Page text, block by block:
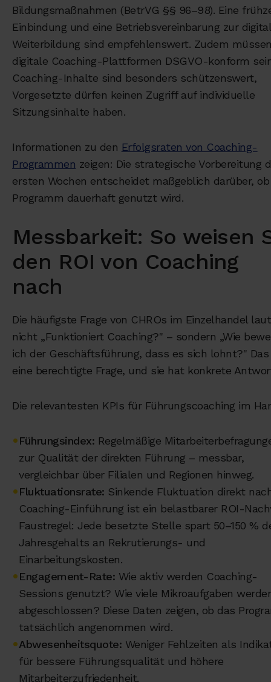
Bildungsmaßnahmen (BetrVG §§ 96–98). Eine
Einbindung und eine Betriebsvereinbarung zur
Weiterbildung sind empfehlenswert. Zudem
digitale Coaching-Plattformen DSGVO-konform
Coaching-Inhalte sind besonders schützenswert,
Vorgesetzte dürfen keinen Zugriff auf individuelle
Sitzungsinhalte haben.
Informationen zu den Erfolgsraten von Coaching-
Programmen zeigen: Die strategische Vorbereitung
ersten Wochen entscheidet maßgeblich darüber,
Programm dauerhaft genutzt wird.
Messbarkeit: So weisen
den ROI von Coaching
nach
Die häufigste Frage von CHROs im Einzelhandel
nicht „Funktioniert Coaching?" – sondern „Wie
ich der Geschäftsführung, dass es sich lohnt?"
eine berechtigte Frage, und sie hat konkrete
Die relevantesten KPIs für Führungscoaching im
•Führungsindex: Regelmäßige
zur Qualität der direkten Führung – messbar,
vergleichbar über Filialen und Regionen hinweg.
•Fluktuationsrate: Sinkende Fluktuation direkt
Coaching-Einführung ist ein belastbarer ROI-
Faustregel: Jede besetzte Stelle spart 50–150 %
Jahresgehalts an Rekrutierungs- und
Einarbeitungskosten.
•Engagement-Rate: Wie aktiv werden Coaching-
Sessions genutzt? Wie viele Mikroaufgaben
abgeschlossen? Diese Daten zeigen, ob das
tatsächlich angenommen wird.
•Abwesenheitsquote: Weniger Fehlzeiten als
für bessere Führungsqualität und höhere
Mitarbeiterzufriedenheit.